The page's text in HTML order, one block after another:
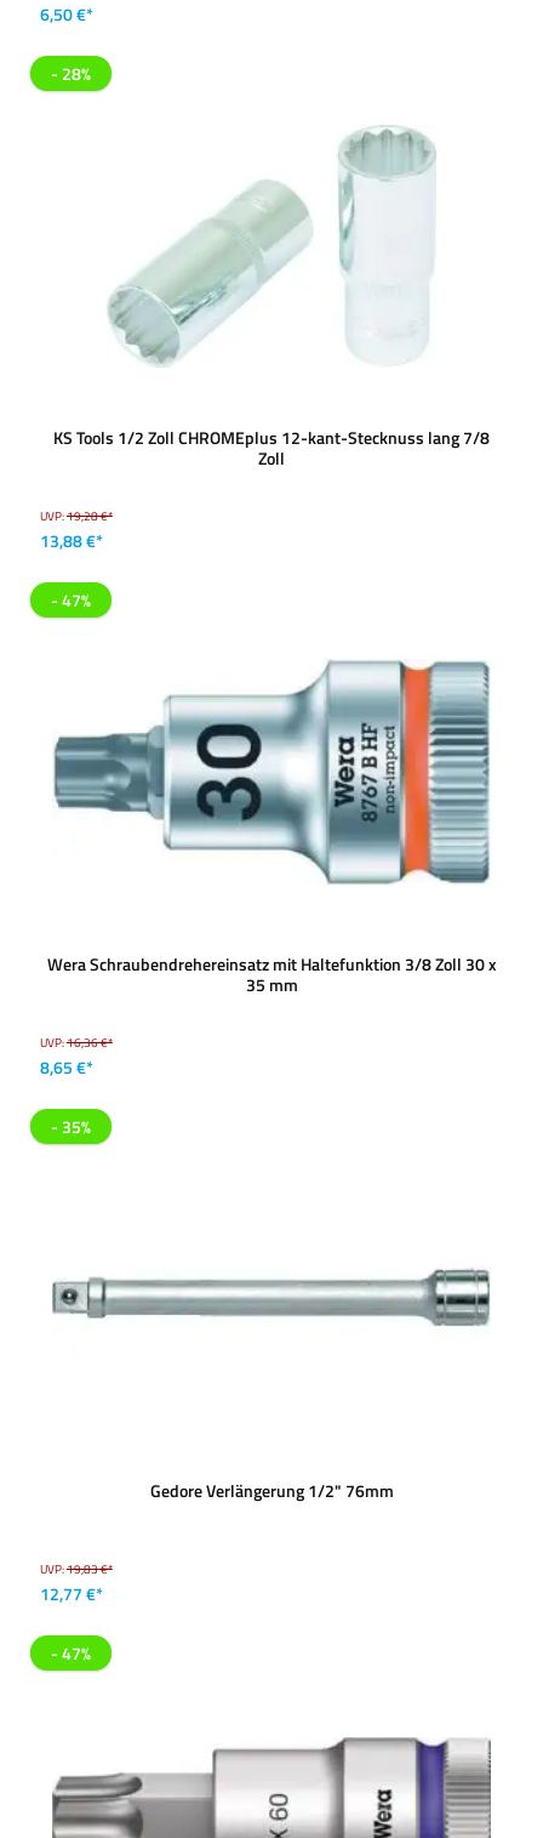
6,50 €*
- 28%
KS Tools 1/2 Zoll CHROMEplus 12-kant-Stecknuss lang 7/8
Zoll
UVP:19,28 €*
13,88 €*
- 47%
Wera Schraubendrehereinsatz mit Haltefunktion 3/8 Zoll 30 x
35 mm
UVP:16,36 €*
8,65 €*
- 35%
Gedore Verlängerung 1/2" 76mm
UVP:19,83 €*
12,77 €*
- 47%